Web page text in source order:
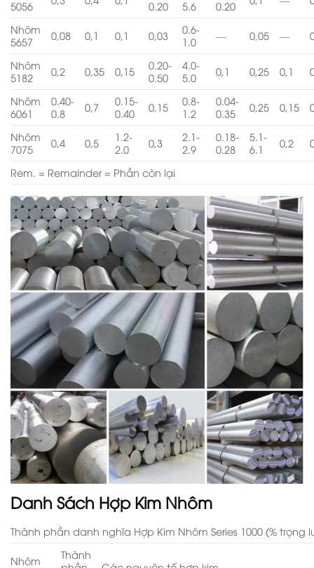
5056
0.20
5.6
0.20
Nhôm
5657
0,08 0,1 0,1 0,03
0.6-
1.0
— 0,05 —
Nhôm
5182
0,2 0,35 0,15
0.20-
0.50
4.0-
5.0
0,1 0,25 0,1
Nhôm
6061
0.40-
0.8
0,7
0.15-
0.40
0,15
0.8-
1.2
0.04-
0.35
0,25 0,15
Nhôm
7075
0,4 0,5
1.2-
2.0
0,3
2.1-
2.9
0.18-
0.28
5.1-
6.1
0,2
Rem. = Remainder = Phần còn lại
Danh Sách Hợp Kim Nhôm
Thành phần danh nghĩa Hợp Kim Nhôm Series 1000 (%
Nhôm
Thành